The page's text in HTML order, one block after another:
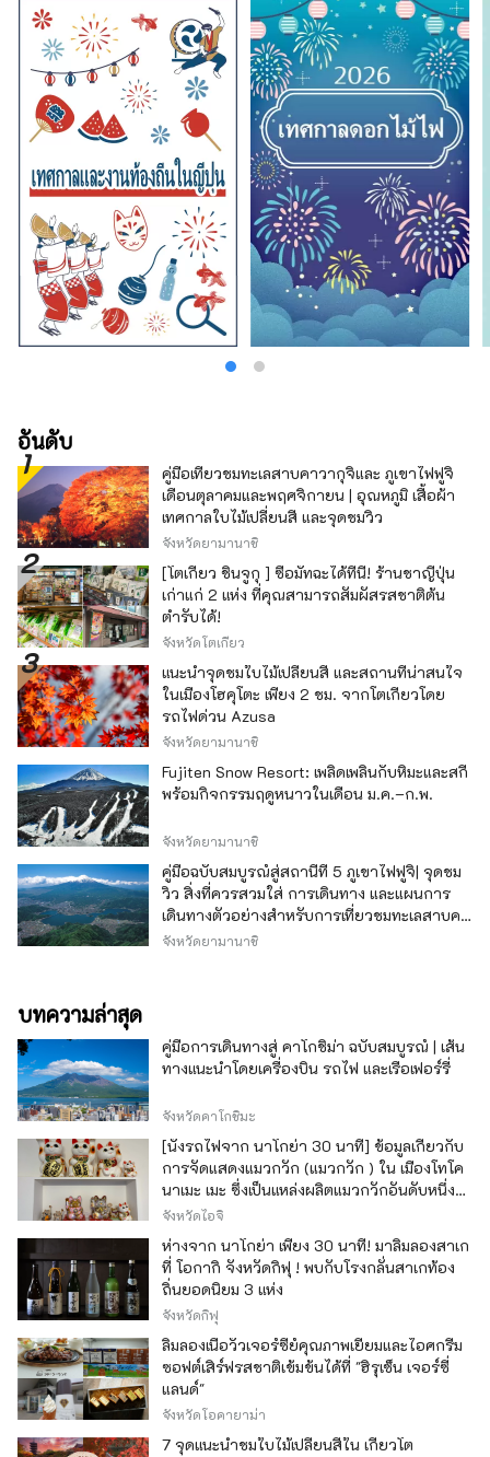
อันดับ
คู่มือเที่ยวชมทะเลสาบคาวากุจิและ ภูเขาไฟฟูจิ
เดือนตุลาคมและพฤศจิกายน | อุณหภูมิ เสื้อผ้า
เทศกาลใบไม้เปลี่ยนสี และจุดชมวิว
จังหวัดยามานาชิ
[โตเกียว ชินจูกุ ] ซื้อมัทฉะได้ที่นี่! ร้านชาญี่ปุ่น
เก่าแก่ 2 แห่ง ที่คุณสามารถสัมผัสรสชาติต้น
ตำรับได้!
จังหวัดโตเกียว
แนะนำจุดชมใบไม้เปลี่ยนสี และสถานที่น่าสนใจ
ในเมืองโฮคุโตะ เพียง 2 ชม. จากโตเกียวโดย
รถไฟด่วน Azusa
จังหวัดยามานาชิ
Fujiten Snow Resort: เพลิดเพลินกับหิมะและสกี
พร้อมกิจกรรมฤดูหนาวในเดือน ม.ค.–ก.พ.
จังหวัดยามานาชิ
คู่มือฉบับสมบูรณ์สู่สถานีที่ 5 ภูเขาไฟฟูจิ| จุดชม
วิว สิ่งที่ควรสวมใส่ การเดินทาง และแผนการ
เดินทางตัวอย่างสำหรับการเที่ยวชมทะเลสาบคา
วากุจิ
จังหวัดยามานาชิ
บทความล่าสุด
คู่มือการเดินทางสู่ คาโกชิม่า ฉบับสมบูรณ์ | เส้น
ทางแนะนำโดยเครื่องบิน รถไฟ และเรือเฟอร์รี่
จังหวัดคาโกชิมะ
[นั่งรถไฟจาก นาโกย่า 30 นาที] ข้อมูลเกี่ยวกับ
การจัดแสดงแมวกวัก (แมวกวัก ) ใน เมืองโทโค
นาเมะ เมะ ซึ่งเป็นแหล่งผลิตแมวกวักอันดับหนึ่ง
ของญี่ปุ่น
จังหวัดไอจิ
ห่างจาก นาโกย่า เพียง 30 นาที! มาลิ้มลองสาเก
ที่ โอกากิ จังหวัดกิฟุ ! พบกับโรงกลั่นสาเกท้อง
ถิ่นยอดนิยม 3 แห่ง
จังหวัดกิฟุ
ลิ้มลองเนื้อวัวเจอร์ซีย์คุณภาพเยี่ยมและไอศกรีม
ซอฟต์เสิร์ฟรสชาติเข้มข้นได้ที่ "ฮิรุเซ็น เจอร์ซี่
แลนด์"
จังหวัดโอคายาม่า
7 จุดแนะนำชมใบไม้เปลี่ยนสีใน เกียวโต